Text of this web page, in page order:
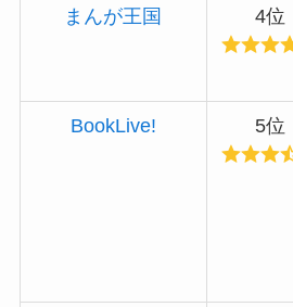
まんが王国 4位
BookLive! 5位